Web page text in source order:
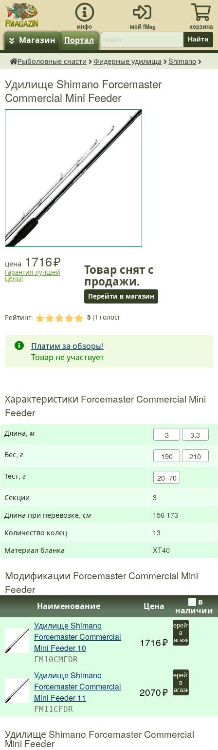
Магазин Портал Найти
fMagazin.ru
Рыболовные снасти Фидерные удилища Shimano
Удилище Shimano Forcemaster
Commercial Mini Feeder
цена 1716
Гарантия лучшей
цены!
Товар снят с
продажи.
Перейти в магазин
Рейтинг: 5(1 голос)
Платим за обзоры!
Товар не участвует
Характеристики Forcemaster Commercial Mini
Feeder
Длина, м 3
3,3
Вес, г 190
210
Тест, г
20–70
Секции
3
Длина при перевозке, см 156 173
Количество колец
13
Материал бланка
XT40
Модификации Forcemaster Commercial Mini
Feeder
Наименование Цена
в
наличии
Удилище Shimano
Forcemaster Commercial
Mini Feeder 10
FM10CMFDR
1716
Перейти
в
магазин
Удилище Shimano
Forcemaster Commercial
Mini Feeder 11
FM11CFDR
2070
Перейти
в
магазин
Удилище Shimano Forcemaster Commercial
Mini Feeder